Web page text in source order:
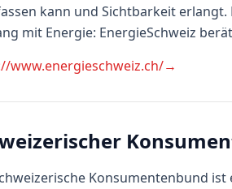
kann und Sichtbarkeit
mit Energie: EnergieSchweiz
www.energieschweiz.ch/→
Konsumentenbund